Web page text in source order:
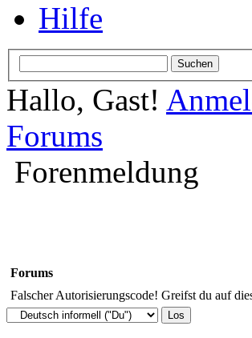
Hilfe
Hallo, Gast!
Forums
Forenmeldung
Forums
Falscher Autorisierungscode! Greifst du auf